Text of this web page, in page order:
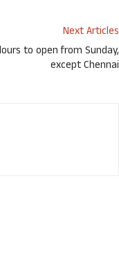
Next Articles
to open from Sunday,
except Chennai